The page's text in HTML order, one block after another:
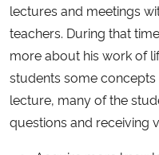
Ministério do Turismo
Ministério do Desenvolvimento
Controladoria-Geral da União
lectures and meetings
teachers. During that
more about his work of
students some
lecture, many of the
questions and receiving